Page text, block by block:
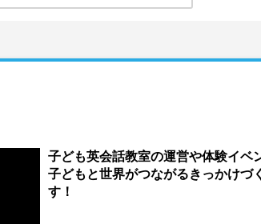
子ども英会話教室の運営や体験イベ
子どもと世界がつながるきっかけづ
す！